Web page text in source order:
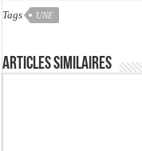
Tags UNE
Articles similaires